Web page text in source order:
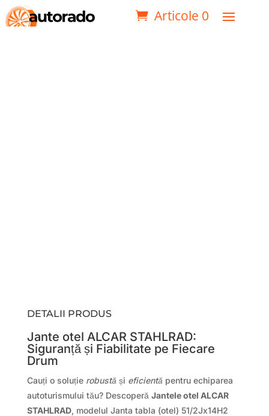
Articole 0
DETALII PRODUS
Jante otel ALCAR STAHLRAD:
Siguranță și Fiabilitate pe Fiecare
Drum
Cauți o soluție robustă și eficientă pentru echiparea
autoturismului tău? Descoperă Jantele otel ALCAR
STAHLRAD, modelul Janta tabla (otel) 51/2Jx14H2